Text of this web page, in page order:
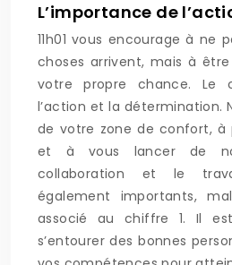
L’importance de
11h01 vous encourage à ne
choses arrivent, mais à
votre propre chance. Le
l’action et la détermination.
de votre zone de confort, à
et à vous lancer de
collaboration et le
également importants,
associé au chiffre 1. Il
s’entourer des bonnes